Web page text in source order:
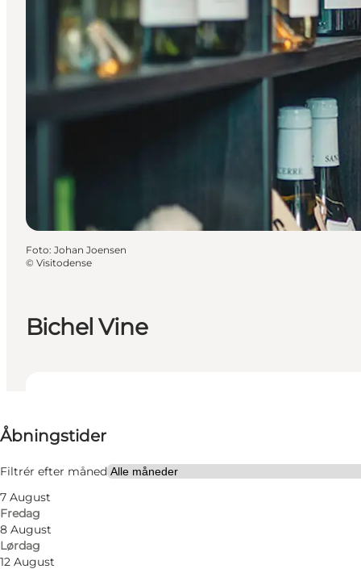
Bichel Vine
Åbningstider
Filtrér efter måned
7 August
Fredag
8 August
Lørdag
12 August
Besøg hjemmeside
Foto: Johan Joensen
© Visitodense